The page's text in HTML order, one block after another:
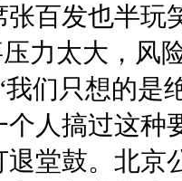
百发也半玩
力太大，风
们只想的是
人搞过这种
堂鼓。北京